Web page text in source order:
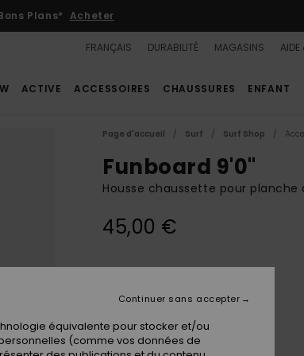
Plans* Acheter
FRANÇAIS DURABILITÉ MAGASINS
ACTIVE ACCESSOIRES CHAUSSURES ENFANT
Page d'accueil Surf Surf Shop
Funboard 9'0"
Housse chaussette pour planche
45,00 €
équivalente pour stocker et/ou
(comme vos données de
Continuer sans accepter